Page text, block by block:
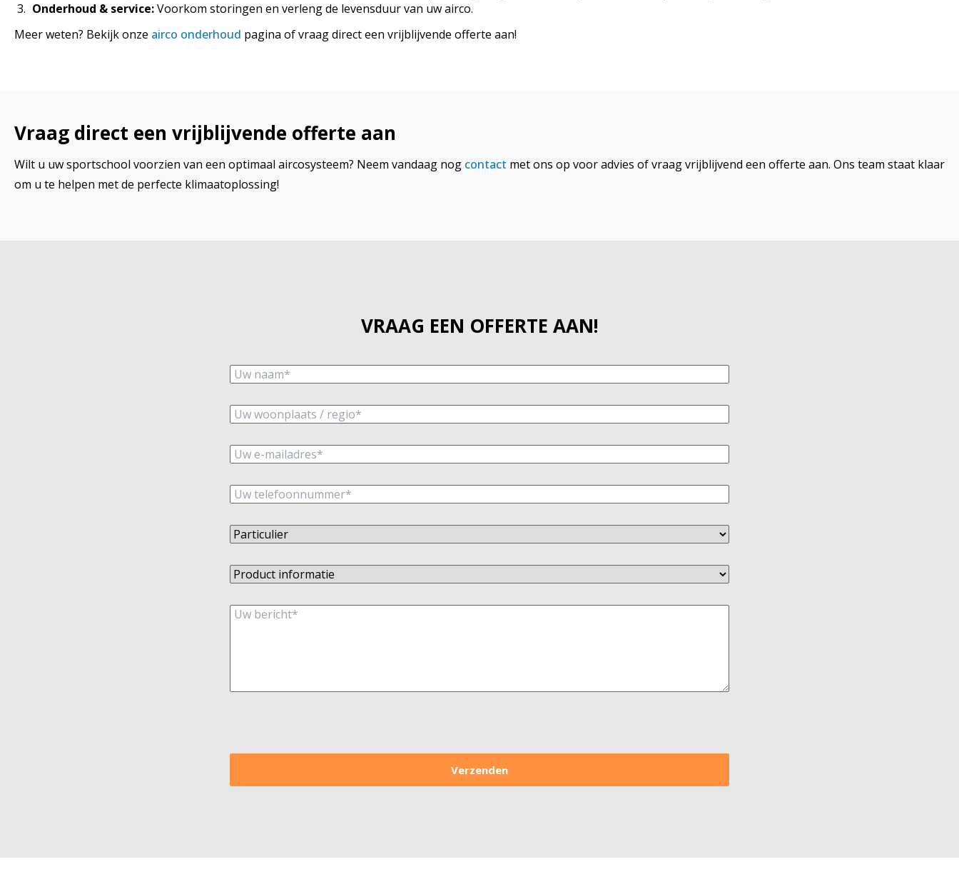
Onderhoud & service:Voorkom storingen en verleng de levensduur van uw airco.
Meer weten? Bekijk onze airco onderhoud pagina of vraag direct een vrijblijvende offerte aan!
Vraag direct een vrijblijvende offerte aan
Wilt u uw sportschool voorzien van een optimaal aircosysteem? Neem vandaag nog contact met ons op voor advies of vraag vrijblijvend een offerte aan. Ons team staat klaar
om u te helpen met de perfecte klimaatoplossing!
VRAAG EEN OFFERTE AAN!